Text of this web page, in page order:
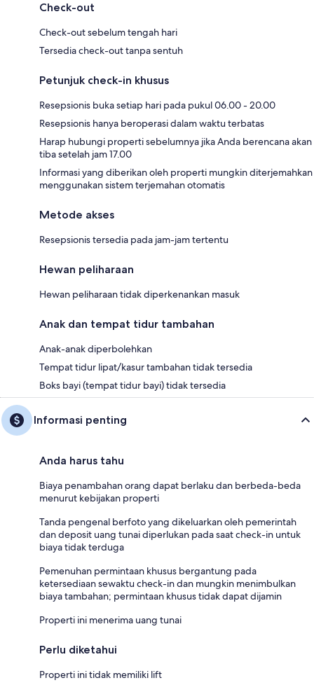
Check-out
Check-out sebelum tengah hari
Tersedia check-out tanpa sentuh
Petunjuk check-in khusus
Resepsionis buka setiap hari pada pukul 06.00 - 20.00
Resepsionis hanya beroperasi dalam waktu terbatas
Harap hubungi properti sebelumnya jika Anda berencana akan
tiba setelah jam 17.00
Informasi yang diberikan oleh properti mungkin diterjemahkan
menggunakan sistem terjemahan otomatis
Metode akses
Resepsionis tersedia pada jam-jam tertentu
Hewan peliharaan
Hewan peliharaan tidak diperkenankan masuk
Anak dan tempat tidur tambahan
Anak-anak diperbolehkan
Tempat tidur lipat/kasur tambahan tidak tersedia
Boks bayi (tempat tidur bayi) tidak tersedia
Informasi penting
Anda harus tahu
Biaya penambahan orang dapat berlaku dan berbeda-beda
menurut kebijakan properti
Tanda pengenal berfoto yang dikeluarkan oleh pemerintah
dan deposit uang tunai diperlukan pada saat check-in untuk
biaya tidak terduga
Pemenuhan permintaan khusus bergantung pada
ketersediaan sewaktu check-in dan mungkin menimbulkan
biaya tambahan; permintaan khusus tidak dapat dijamin
Properti ini menerima uang tunai
Perlu diketahui
Properti ini tidak memiliki lift